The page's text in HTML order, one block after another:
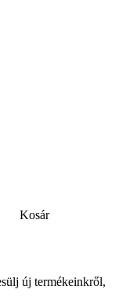
Kosár
új termékeinkről,